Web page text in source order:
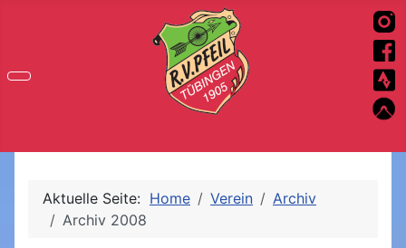
Aktuelle Seite: Home Verein
Archiv
Archiv 2008